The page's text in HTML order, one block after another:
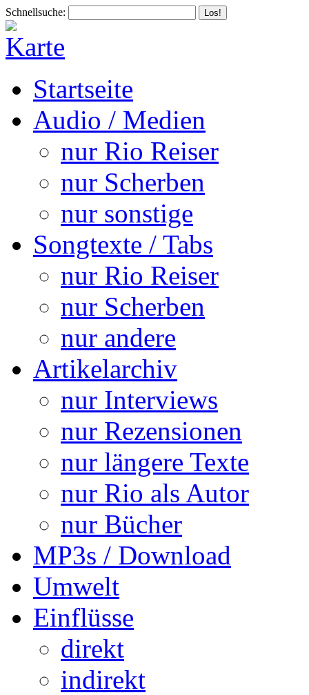
Schnellsuche:
Startseite
Audio / Medien
nur Rio Reiser
nur Scherben
nur sonstige
Songtexte / Tabs
nur Rio Reiser
nur Scherben
nur andere
Artikelarchiv
nur Interviews
nur Rezensionen
nur längere Texte
nur Rio als Autor
nur Bücher
MP3s / Download
Umwelt
Einflüsse
direkt
indirekt